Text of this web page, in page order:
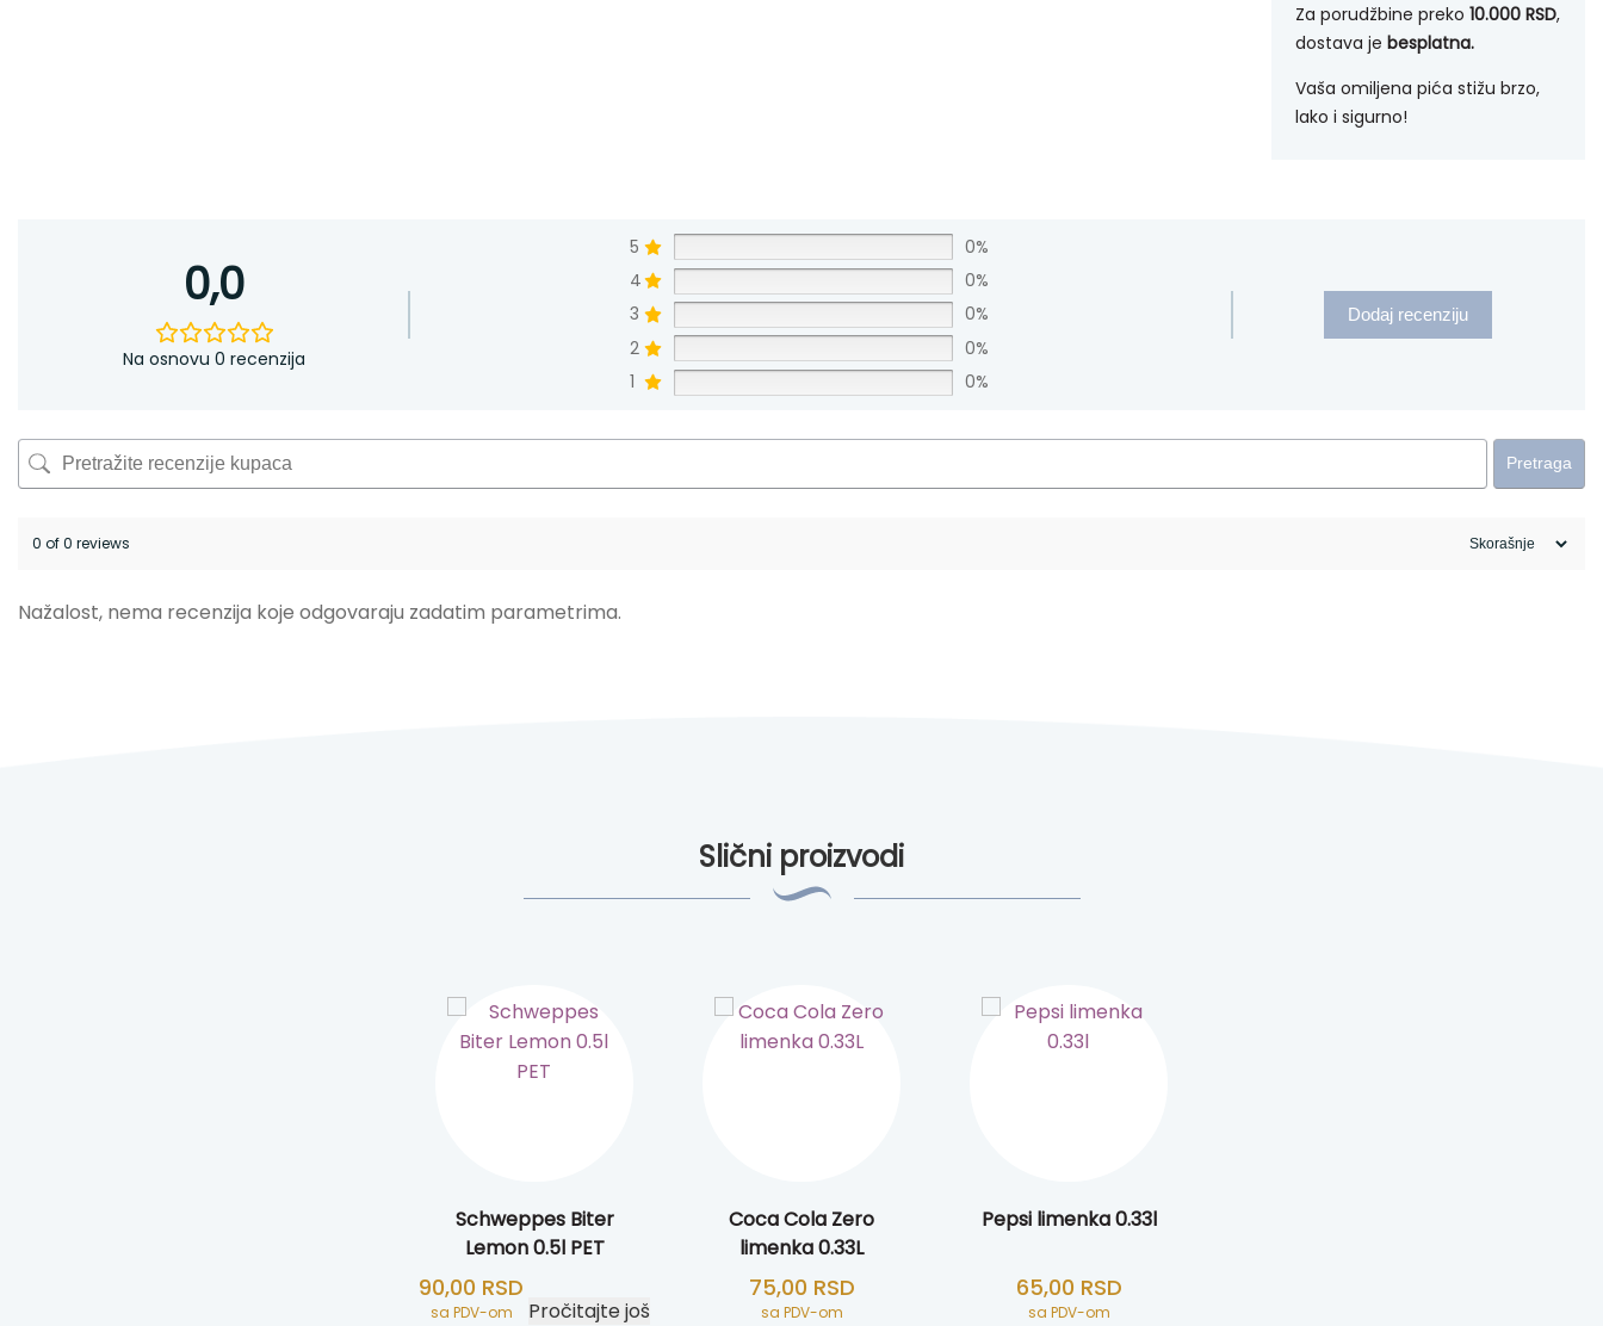
Za porudžbine preko10.000 RSD,
dostava jebesplatna.
Vaša omiljena pića stižu brzo,
lako i sigurno!
0,0
Na osnovu 0 recenzija
5
0%
4
0%
3
0%
2
0%
1
0%
Dodaj recenziju
Pretraga
0 of 0 reviews
Nažalost, nema recenzija koje odgovaraju zadatim parametrima.
Slični proizvodi
Schweppes Biter
Lemon 0.5l PET
90,00 RSD
sa PDV-om Pročitajte još
Coca Cola Zero
limenka 0.33L
75,00 RSD
sa PDV-om
Pepsi limenka 0.33l
65,00 RSD
sa PDV-om